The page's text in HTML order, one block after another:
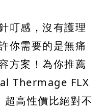
叮感，沒有護理
你需要的是無痛
方案！為你推薦
Thermage FLX
高性價比絕對不